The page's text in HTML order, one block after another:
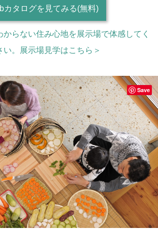
カタログを見てみる(無料)
らない住み心地を展示場で体感してく
い。展示場見学はこちら＞
Save